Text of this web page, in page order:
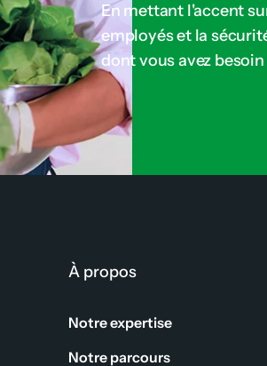
En mettant l'accent
employés et la
dont vous avez
À propos
Notre expertise
Notre parcours